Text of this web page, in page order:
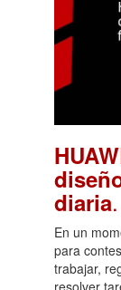
diaria.
En un
para
trabajar,
resolver